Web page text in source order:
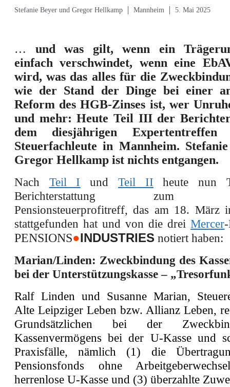
Stefanie Beyer und Gregor Hellkamp Mannheim 5. Mai 2025
… und was gilt, wenn ein
einfach verschwindet, wenn eine
wird, was das alles für die
wie der Stand der Dinge bei einer
Reform des HGB-Zinses ist, wer
und mehr: Heute Teil III der
dem diesjährigen
Steuerfachleute in Mannheim.
Gregor Hellkamp ist nichts entgangen.
Nach Teil I und Teil II heute nun
Berichterstattung zum
Pensionsteuerprofitreff, das am 18. März
stattgefunden hat und von die dreiMercer
PENSIONS●INDUSTRIES notiert haben:
Marian/Linden: Zweckbindung des
bei der Unterstützungskasse –
Ralf Linden und Susanne Marian,
Alte Leipziger Leben bzw. Allianz Leben,
Grundsätzlichen bei der
Kassenvermögens bei der U-Kasse und
Praxisfälle, nämlich (1) die
Pensionsfonds ohne
herrenlose U-Kasse und (3) überzahlte